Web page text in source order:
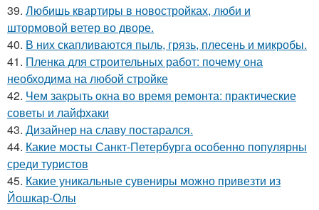
39. Любишь квартиры в новостройках, люби и
штормовой ветер во дворе.
40. В них скапливаются пыль, грязь, плесень и микробы.
41. Пленка для строительных работ: почему она
необходима на любой стройке
42. Чем закрыть окна во время ремонта: практические
советы и лайфхаки
43. Дизайнер на славу постарался.
44. Какие мосты Санкт-Петербурга особенно популярны
среди туристов
45. Какие уникальные сувениры можно привезти из
Йошкар-Олы